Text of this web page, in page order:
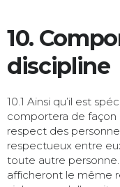
10.
discipline
10.1 Ainsi qu’il est
comportera de façon
respect des
respectueux entre
toute autre personne.
afficheront le même